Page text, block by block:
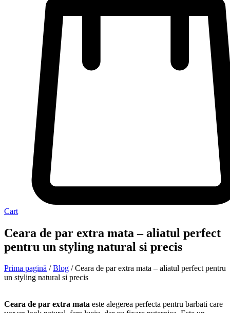
Cart
Ceara de par extra mata – aliatul perfect
pentru un styling natural si precis
Prima pagină /Blog / Ceara de par extra mata – aliatul perfect pentru
un styling natural si precis
Ceara de par extra mata este alegerea perfecta pentru barbati care